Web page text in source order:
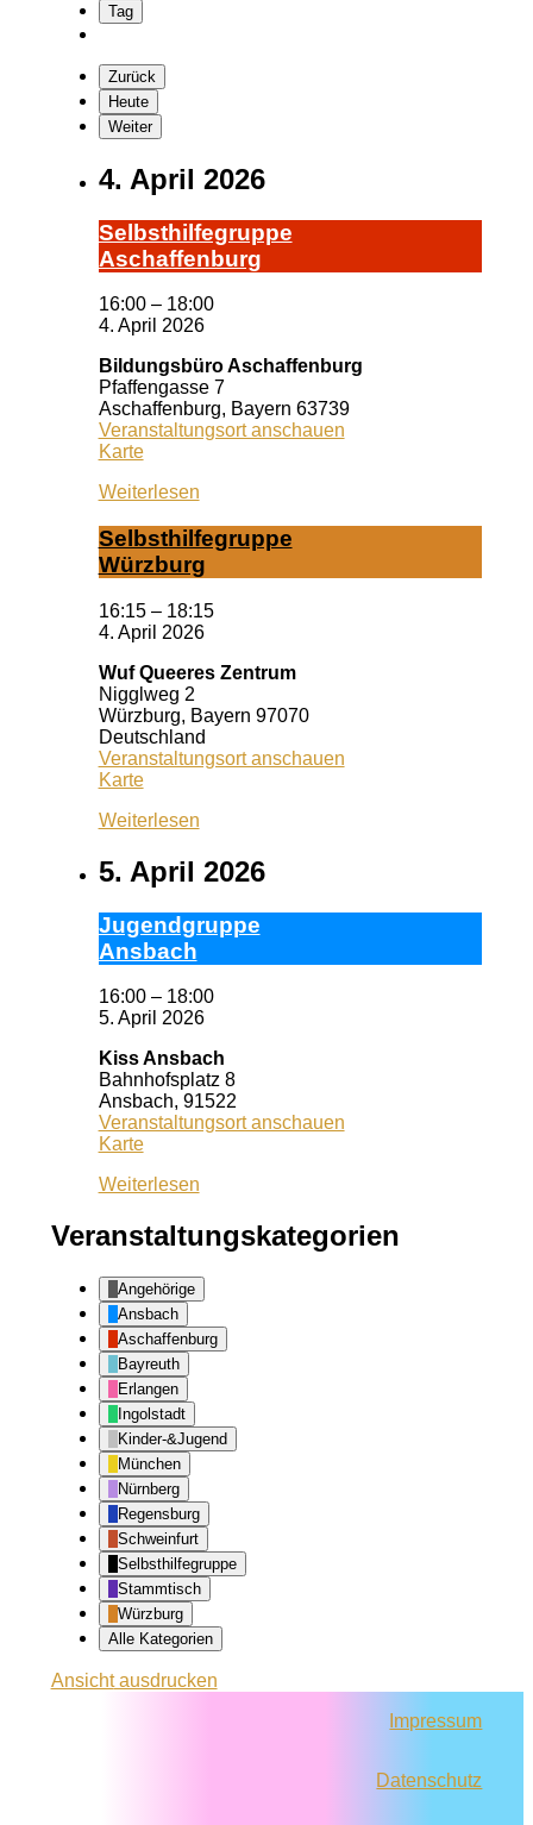
Tag
Zurück
Heute
Weiter
4. April 2026
Selbst­hil­fe­grup­pe
A­schaf­fen­burg
16:00 – 18:00
4. April 2026
Bildungsbüro Aschaffenburg
Pfaffengasse 7
Aschaffenburg, Bayern 63739
Veranstaltungsort anschauen
KarteBildungsbüro
Weiterlesen
Selbst­hil­fe­grup­pe
Würz­burg
16:15 – 18:15
4. April 2026
Wuf Queeres Zentrum
Nigglweg 2
Würzburg, Bayern 97070
Deutschland
Veranstaltungsort anschauen
KarteWuf
Zentrum
Weiterlesen
5. April 2026
Ju­gend­grup­pe
Ans­bach
16:00 – 18:00
5. April 2026
Kiss Ansbach
Bahnhofsplatz 8
Ansbach, 91522
Veranstaltungsort anschauen
KarteKiss
Weiterlesen
Veranstaltungskategorien
Angehörige
Ansbach
Aschaffenburg
Bayreuth
Erlangen
Ingolstadt
Kinder-&Jugend
München
Nürnberg
Regensburg
Schweinfurt
Selbsthilfegruppe
Stammtisch
Würzburg
Alle Kategorien
Ansichtausdrucken
Impressum
Datenschutz